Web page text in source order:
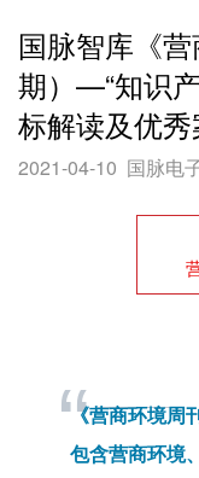
国脉智库《
期）—“知识
标解读及优秀
2021-04-10 国脉电
“
《营商环境周
包含营商环境